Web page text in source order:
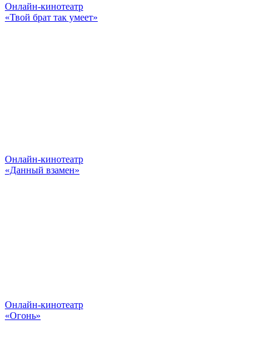
Онлайн-кинотеатр
«Твой брат так умеет»
Онлайн-кинотеатр
«Данный взамен»
Онлайн-кинотеатр
«Огонь»